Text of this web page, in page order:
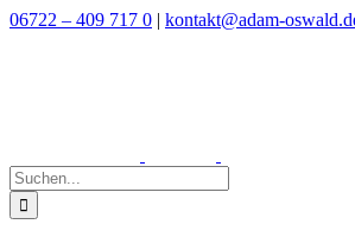
Zum
06722 – 409 717 0 | kontakt@adam-
Suche
nach: